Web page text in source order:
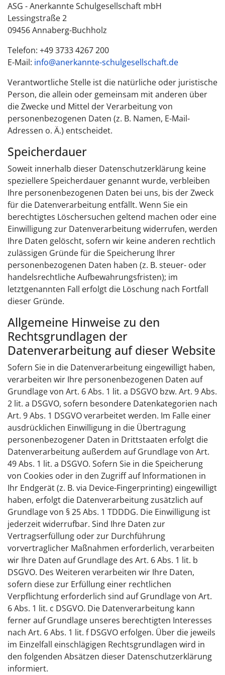
ASG - Anerkannte Schulgesellschaft mbH
Lessingstraße 2
09456 Annaberg-Buchholz
Telefon: +49 3733 4267 200
E-Mail: info@anerkannte-schulgesellschaft.de
Verantwortliche Stelle ist die natürliche oder juristische
Person, die allein oder gemeinsam mit anderen über
die Zwecke und Mittel der Verarbeitung von
personenbezogenen Daten (z. B. Namen, E-Mail-
Adressen o. Ä.) entscheidet.
Speicherdauer
Soweit innerhalb dieser Datenschutzerklärung keine
speziellere Speicherdauer genannt wurde, verbleiben
Ihre personenbezogenen Daten bei uns, bis der Zweck
für die Datenverarbeitung entfällt. Wenn Sie ein
berechtigtes Löschersuchen geltend machen oder eine
Einwilligung zur Datenverarbeitung widerrufen, werden
Ihre Daten gelöscht, sofern wir keine anderen rechtlich
zulässigen Gründe für die Speicherung Ihrer
personenbezogenen Daten haben (z. B. steuer- oder
handelsrechtliche Aufbewahrungsfristen); im
letztgenannten Fall erfolgt die Löschung nach Fortfall
dieser Gründe.
Allgemeine Hinweise zu den
Rechtsgrundlagen der
Datenverarbeitung auf dieser Website
Sofern Sie in die Datenverarbeitung eingewilligt haben,
verarbeiten wir Ihre personenbezogenen Daten auf
Grundlage von Art. 6 Abs. 1 lit. a DSGVO bzw. Art. 9 Abs.
2 lit. a DSGVO, sofern besondere Datenkategorien nach
Art. 9 Abs. 1 DSGVO verarbeitet werden. Im Falle einer
ausdrücklichen Einwilligung in die Übertragung
personenbezogener Daten in Drittstaaten erfolgt die
Datenverarbeitung außerdem auf Grundlage von Art.
49 Abs. 1 lit. a DSGVO. Sofern Sie in die Speicherung
von Cookies oder in den Zugriff auf Informationen in
Ihr Endgerät (z. B. via Device-Fingerprinting) eingewilligt
haben, erfolgt die Datenverarbeitung zusätzlich auf
Grundlage von § 25 Abs. 1 TDDDG. Die Einwilligung ist
jederzeit widerrufbar. Sind Ihre Daten zur
Vertragserfüllung oder zur Durchführung
vorvertraglicher Maßnahmen erforderlich, verarbeiten
wir Ihre Daten auf Grundlage des Art. 6 Abs. 1 lit. b
DSGVO. Des Weiteren verarbeiten wir Ihre Daten,
sofern diese zur Erfüllung einer rechtlichen
Verpflichtung erforderlich sind auf Grundlage von Art.
6 Abs. 1 lit. c DSGVO. Die Datenverarbeitung kann
ferner auf Grundlage unseres berechtigten Interesses
nach Art. 6 Abs. 1 lit. f DSGVO erfolgen. Über die jeweils
im Einzelfall einschlägigen Rechtsgrundlagen wird in
den folgenden Absätzen dieser Datenschutzerklärung
informiert.